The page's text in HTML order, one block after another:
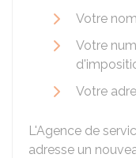
Votre
Votre
Votre
L'Agence de
adresse un